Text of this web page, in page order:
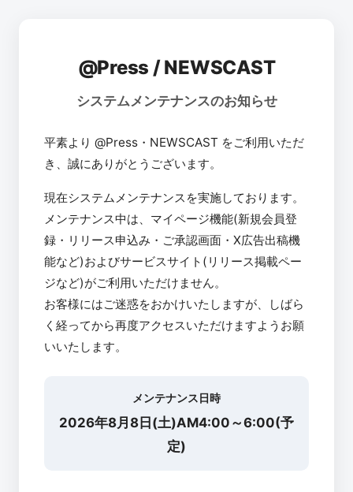
@Press / NEWSCAST
システムメンテナンスのお知らせ
平素より @Press・NEWSCAST をご利用いただ
き、誠にありがとうございます。
現在システムメンテナンスを実施しております。
メンテナンス中は、マイページ機能(新規会員登
録・リリース申込み・ご承認画面・X広告出稿機
能など)およびサービスサイト(リリース掲載ペー
ジなど)がご利用いただけません。
お客様にはご迷惑をおかけいたしますが、しばら
く経ってから再度アクセスいただけますようお願
いいたします。
メンテナンス日時
2026年8月8日(土)AM4:00～6:00(予
定)